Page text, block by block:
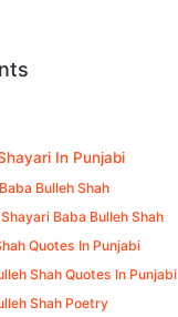
In Punjabi
Bulleh Shah
Baba Bulleh Shah
Quotes In Punjabi
Shah Quotes In Punjabi
Shah Poetry